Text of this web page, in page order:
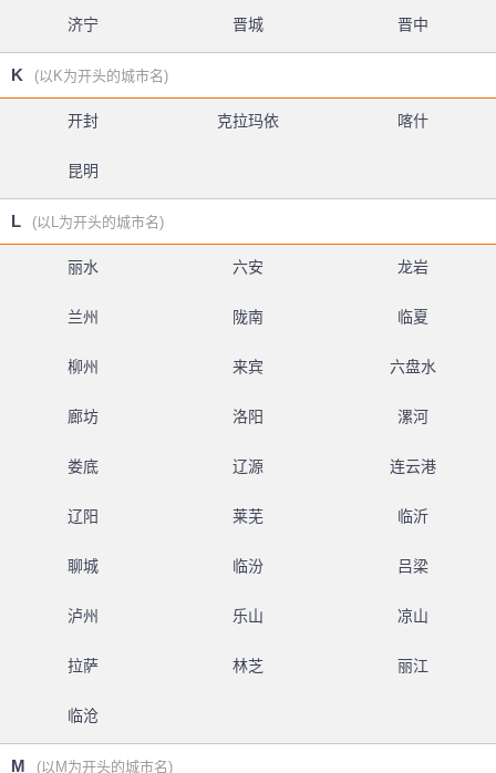
济宁 晋城 晋中
K (以K为开头的城市名)
开封 克拉玛依 喀什
昆明
L (以L为开头的城市名)
丽水 六安 龙岩
兰州 陇南 临夏
柳州 来宾 六盘水
廊坊 洛阳 漯河
娄底 辽源 连云港
辽阳 莱芜 临沂
聊城 临汾 吕梁
泸州 乐山 凉山
拉萨 林芝 丽江
临沧
M (以M为开头的城市名)